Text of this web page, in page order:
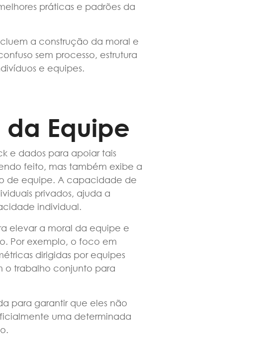
práticas e padrões da
a construção da moral e
sem processo, estrutura
e equipes.
Equipe
e dados para apoiar tais
feito, mas também exibe a
de equipe. A capacidade de
privados, ajuda a
individual.
elevar a moral da equipe e
Por exemplo, o foco em
dirigidas por equipes
o trabalho conjunto para
para garantir que eles não
uma determinada